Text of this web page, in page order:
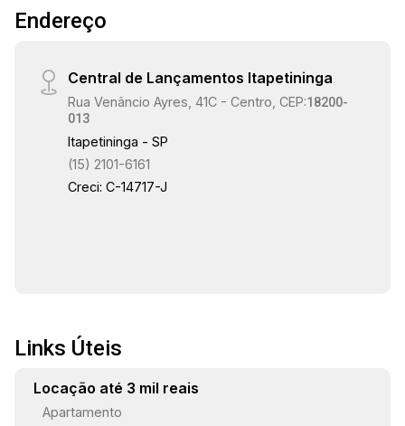
Endereço
Central de Lançamentos Itapetininga
Rua Venâncio Ayres, 41C - Centro, CEP:18200-
013
Itapetininga - SP
(15) 2101-6161
Creci: C-14717-J
Links Úteis
Locação até 3 mil reais
Apartamento